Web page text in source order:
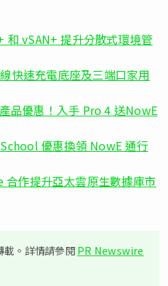
和 vSAN+ 提升分散式環境管
快速充電底座及三端口家用
品優惠！入手 Pro 4 送NowE
優惠換領 NowE 通行
作提升亞太雲原生數據庫市
載。詳情請參閱PR Newswire